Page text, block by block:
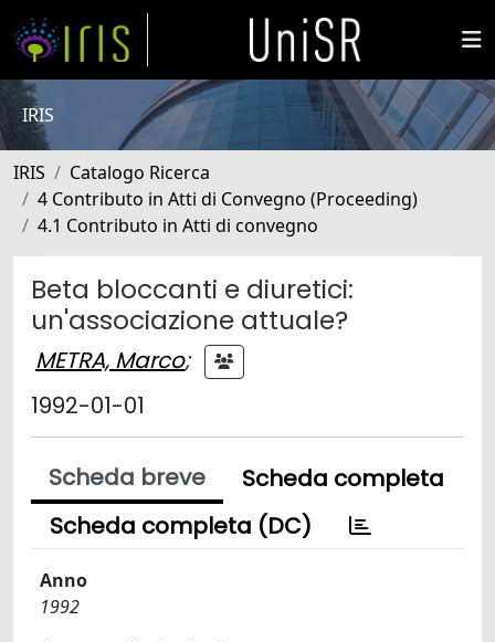
IRIS
IRIS
Catalogo Ricerca
4 Contributo in Atti di Convegno (Proceeding)
4.1 Contributo in Atti di convegno
Beta bloccanti e diuretici:
un'associazione attuale?
METRA, Marco;
1992-01-01
Scheda breve
Scheda completa
Scheda completa (DC)
Anno
1992